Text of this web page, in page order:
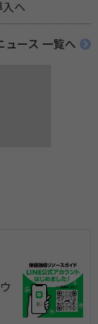
へ
ュース 一覧へ